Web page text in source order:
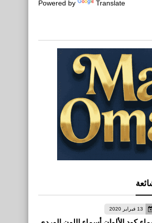
Powered by Translate
13 فبراير 2020